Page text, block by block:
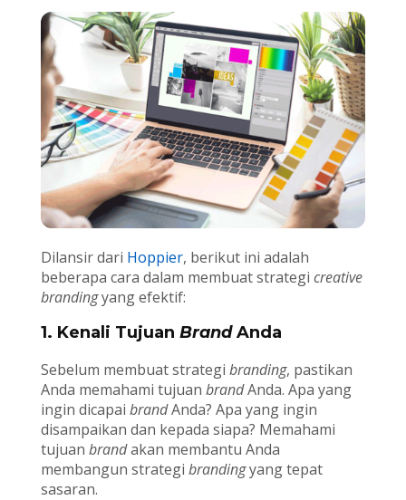
Dilansir dari Hoppier, berikut ini adalah
beberapa cara dalam membuat strategi creative
brandingyang efektif:
1. Kenali Tujuan BrandAnda
Sebelum membuat strategi branding, pastikan
Anda memahami tujuan brandAnda. Apa yang
ingin dicapai brandAnda? Apa yang ingin
disampaikan dan kepada siapa? Memahami
tujuan brandakan membantu Anda
membangun strategi brandingyang tepat
sasaran.